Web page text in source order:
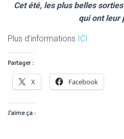
Cet été, les plus belles
qui ont leur
Plus d’informations ICI
Partager :
X Facebook
J’aime ça :